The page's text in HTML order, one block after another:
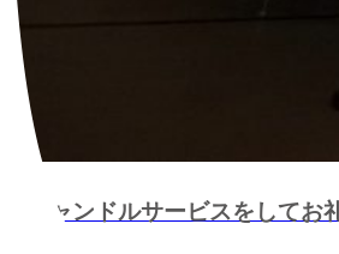
キャンドルサービスをしてお